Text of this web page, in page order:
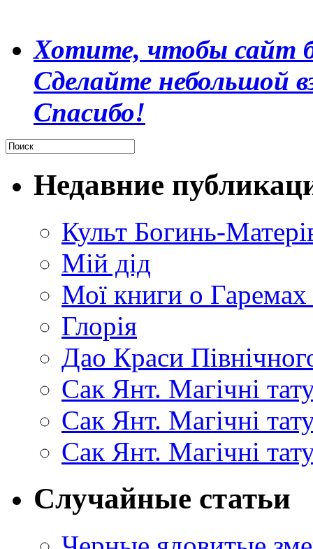
Хотите, чтобы сайт
Сделайте небольшой
Спасибо!
Недавние
Культ Богинь-
Мій дід
Мої книги о
Глорія
Дао Краси
Сак Янт. Магічні
Сак Янт. Магічні
Сак Янт. Магічні
Случайные статьи